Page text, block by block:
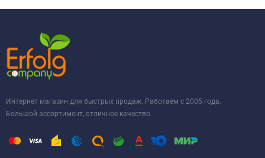
Интернет магазин для быстрых продаж. Работаем с 2005 года.
Большой ассортимент, отличное качество.